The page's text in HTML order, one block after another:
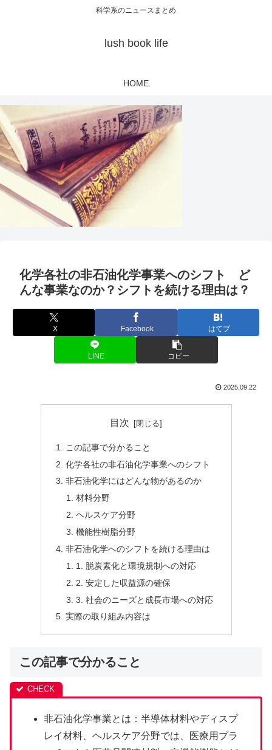
科学系のニュースまとめ
lush book life
HOME
化学各社の非石油化学事業へのシフト ど
んな事業なのか？シフトを続ける理由は？
X Facebook はてブ
LINE コピー
2025.09.22
目次
この記事で分かること
化学各社の非石油化学事業へのシフト
非石油化学にはどんな物があるのか
材料分野
ヘルスケア分野
機能性樹脂分野
非石油化学へのシフトを続ける理由は
1. 脱炭素化と環境規制への対応
2. 安定した収益源の確保
3. 社会のニーズと成長市場への対応
実際の取り組み内容は
この記事で分かること
非石油化学事業とは：半導体材料やディスプ
レイ材料、ヘルスケア分野では、医療用プラ